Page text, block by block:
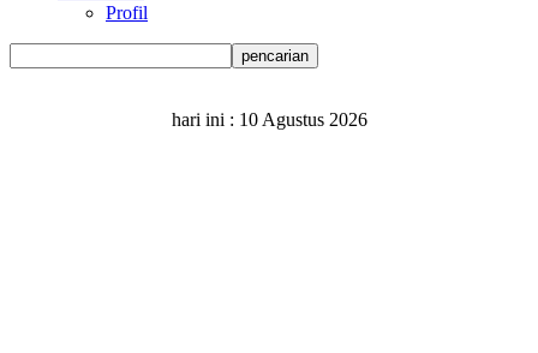
Profil
hari ini : 10 Agustus 2026